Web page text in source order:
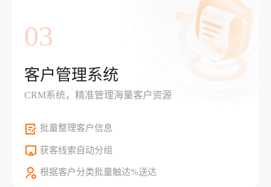
03
客户管理系统
CRM系统，精准管理海量客户资源
批量整理客户信息
获客线索自动分组
根据客户分类批量触达%送达